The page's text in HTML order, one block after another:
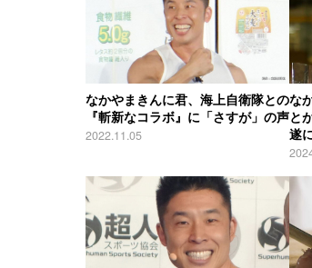
なかやまきんに君、海上自衛隊との
『斬新なコラボ』に「さすが」の声
2022.11.05
な
と
遂